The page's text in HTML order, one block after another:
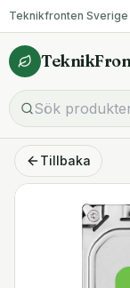
Teknikfronten Sverige
Tillbaka